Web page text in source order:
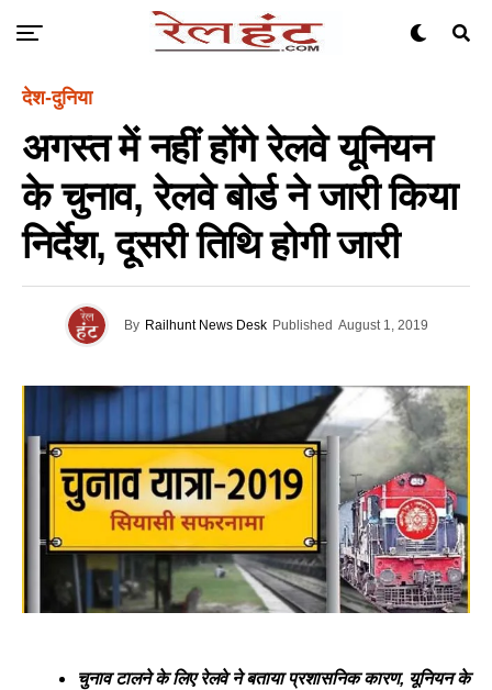
देश-दुनिया
अगस्त में नहीं होंगे रेलवे यूनियन
के चुनाव, रेलवे बोर्ड ने जारी किया
निर्देश, दूसरी तिथि होगी जारी
By Railhunt News Desk Published August 1, 2019
चुनाव टालने के लिए रेलवे ने बताया प्रशासनिक कारण, यूनियन के